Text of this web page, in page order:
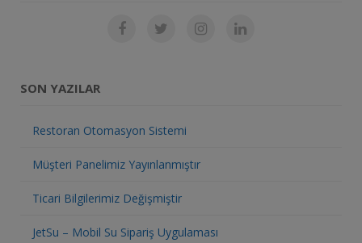
SON YAZILAR
Restoran Otomasyon Sistemi
Müşteri Panelimiz Yayınlanmıştır
Ticari Bilgilerimiz Değişmiştir
JetSu – Mobil Su Sipariş Uygulaması